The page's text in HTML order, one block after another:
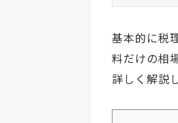
基本的に税
料だけの相
詳しく解説